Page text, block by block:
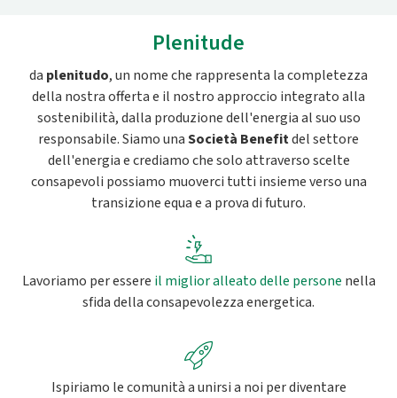
Plenitude
da plenitudo, un nome che rappresenta la completezza
della nostra offerta e il nostro approccio integrato alla
sostenibilità, dalla produzione dell'energia al suo uso
responsabile. Siamo unaSocietà Benefitdel settore
dell'energia e crediamo che solo attraverso scelte
consapevoli possiamo muoverci tutti insieme verso una
transizione equa e a prova di futuro.
Lavoriamo per essere il miglior alleato delle persone nella
sfida della consapevolezza energetica.
Ispiriamo le comunità a unirsi a noi per diventare